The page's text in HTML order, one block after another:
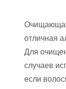
отличная
Для
случаев
если